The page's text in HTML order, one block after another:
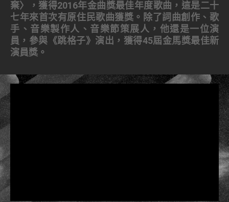
棄〉，獲得2016年金曲獎最佳年度歌曲，這是二十
七年來首次有原住民歌曲獲獎。除了詞曲創作、歌
手、音樂製作人、音樂節策展人，他還是一位演
員，參與《跳格子》演出，獲得45屆金馬獎最佳新
演員獎。